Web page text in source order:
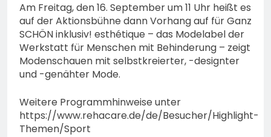
Am Freitag, den 16. September um 11 Uhr heißt es
auf der Aktionsbühne dann Vorhang auf für Ganz
SCHÖN inklusiv! esthétique – das Modelabel der
Werkstatt für Menschen mit Behinderung – zeigt
Modenschauen mit selbstkreierter, -designter
und -genähter Mode.
Weitere Programmhinweise unter
https://www.rehacare.de/de/Besucher/Highlight-
Themen/Sport